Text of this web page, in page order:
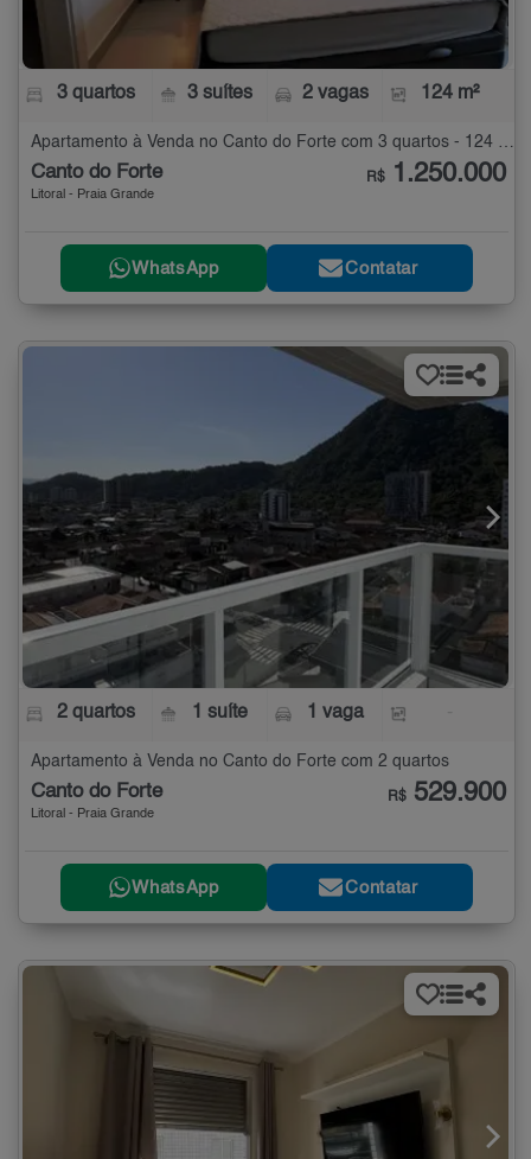
3 quartos 3 suítes 2 vagas 124 m²
Canto do Forte
Litoral - Praia Grande
R$ 1.250.000
WhatsApp Contatar
2 quartos 1 suíte 1 vaga
Apartamento à Venda no Canto do Forte com 2 quartos
Canto do Forte
Litoral - Praia Grande
R$ 529.900
WhatsApp Contatar